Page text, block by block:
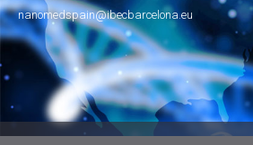
nanomedspain@ibecbarcelona.eu